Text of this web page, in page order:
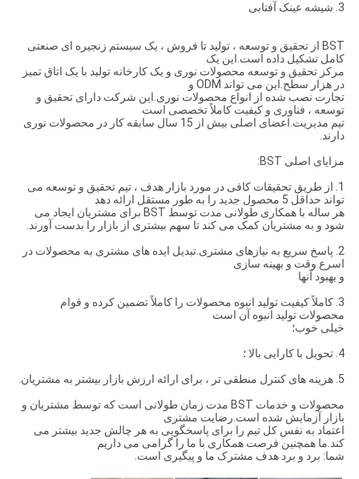
3. شیشه عینک آفتابی
BST از تحقیق و توسعه ، تولید تا فروش ، یک سیستم زنجیره ای صنعتی
کامل تشکیل داده است.این یک
مرکز تحقیق و توسعه محصولات نوری و یک کارخانه تولید با یک اتاق تمیز
در هزار سطح.این می تواند ODM و
تجارت نصب شده از انواع محصولات نوری.این شرکت دارای تحقیق و
توسعه ، فناوری و کیفیت کاملاً تخصصی است
تیم مدیریت.اعضای اصلی بیش از 15 سال سابقه کار در محصولات نوری
دارند.
مزایای اصلی BST:
1. از طریق تحقیقات کافی در مورد بازار هدف ، تیم تحقیق و توسعه می
تواند حداقل 5 محصول جدید را به طور مستقل ارائه دهد
هر ساله با همکاری طولانی مدت توسط BST برای مشتریان ایجاد می
شود و به مشتریان کمک می کند تا سهم بیشتری از بازار را بدست آورند.
2. پاسخ سریع به نیازهای مشتری.تبدیل ایده های مشتری به محصولات در
اسرع وقت و بهینه سازی
و بهبود آنها
3. كاملاً كیفیت تولید انبوه محصولات را كاملاً تضمین كرده و قوام
محصولات تولید انبوه آن است
خیلی خوب؛
4. تحویل با کارایی بالا ؛
5. هزینه های کنترل منطقی تر ، برای ارائه ارزش بازار بیشتر به مشتریان.
محصولات و خدمات BST مدت زمان طولانی است که توسط مشتریان و
بازار آزمایش شده است.رضایت مشتری
اعتماد به نفس کل تیم را برای پاسخگویی به هر چالش جدید بیشتر می
کند.ما همچنین فرصت همکاری با ما را گرامی می داریم
شما: برد و برد هدف مشترک ما و پیگیری است.